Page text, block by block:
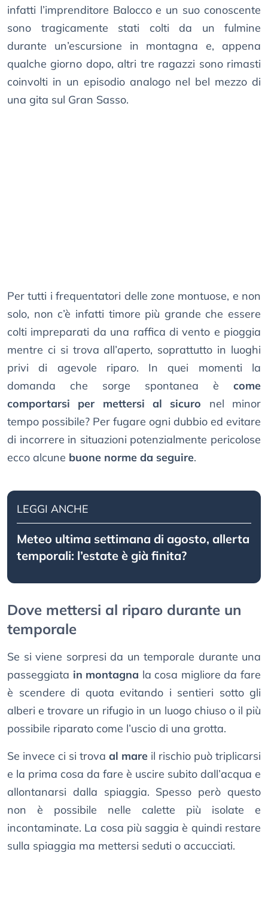
infatti l’imprenditore Balocco e un suo conoscente
sono tragicamente stati colti da un fulmine
durante un’escursione in montagna e, appena
qualche giorno dopo, altri tre ragazzi sono rimasti
coinvolti in un episodio analogo nel bel mezzo di
una gita sul Gran Sasso.
Per tutti i frequentatori delle zone montuose, e non
solo, non c’è infatti timore più grande che essere
colti impreparati da una raffica di vento e pioggia
mentre ci si trova all’aperto, soprattutto in luoghi
privi di agevole riparo. In quei momenti la
domanda che sorge spontanea è come
comportarsi per mettersi al sicuro nel minor
tempo possibile? Per fugare ogni dubbio ed evitare
di incorrere in situazioni potenzialmente pericolose
ecco alcune buone norme da seguire.
LEGGI ANCHE
Meteo ultima settimana di agosto, allerta
temporali: l’estate è già finita?
Dove mettersi al riparo durante un
temporale
Se si viene sorpresi da un temporale durante una
passeggiata in montagna la cosa migliore da fare
è scendere di quota evitando i sentieri sotto gli
alberi e trovare un rifugio in un luogo chiuso o il più
possibile riparato come l’uscio di una grotta.
Se invece ci si trova al mare il rischio può triplicarsi
e la prima cosa da fare è uscire subito dall’acqua e
allontanarsi dalla spiaggia. Spesso però questo
non è possibile nelle calette più isolate e
incontaminate. La cosa più saggia è quindi restare
sulla spiaggia ma mettersi seduti o accucciati.